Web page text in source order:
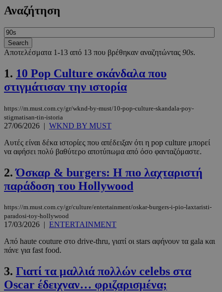
Αναζήτηση
Αποτελέσματα 1-13 από 13 που βρέθηκαν αναζητώντας 90s.
1. 10 Pop Culture σκάνδαλα που
στιγμάτισαν την ιστορία
https://m.must.com.cy/gr/wknd-by-must/10-pop-culture-skandala-poy-
stigmatisan-tin-istoria
27/06/2026 | WKND BY MUST
Αυτές είναι δέκα ιστορίες που απέδειξαν ότι η pop culture μπορεί
να αφήσει πολύ βαθύτερο αποτύπωμα από όσο φανταζόμαστε.
2.Όσκαρ & burgers: Η πιο λαχταριστή
παράδοση του Hollywood
https://m.must.com.cy/gr/culture/entertainment/oskar-burgers-i-pio-laxtaristi-
paradosi-toy-hollywood
17/03/2026 | ENTERTAINMENT
Από haute couture στο drive-thru, γιατί οι stars αφήνουν τα gala και
πάνε για fast food.
3. Γιατί τα μαλλιά πολλών celebs στα
Oscar έδειχναν… φριζαρισμένα;